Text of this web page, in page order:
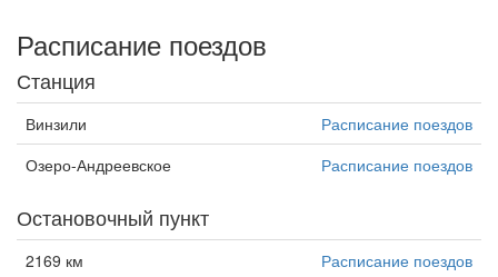
Расписание поездов
Станция
Винзили
Расписание поездов
Озеро-Андреевское
Расписание поездов
Остановочный пункт
2169 км Расписание поездов